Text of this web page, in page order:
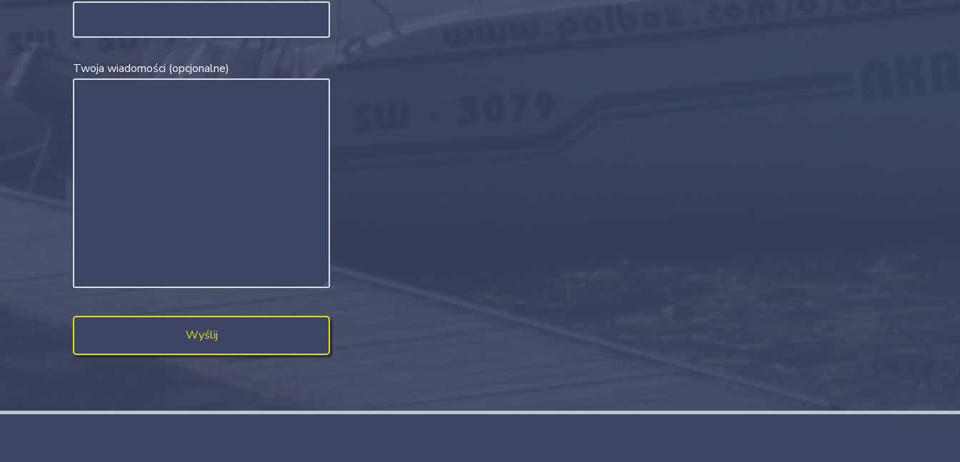
Twoja wiadomości (opcjonalne)